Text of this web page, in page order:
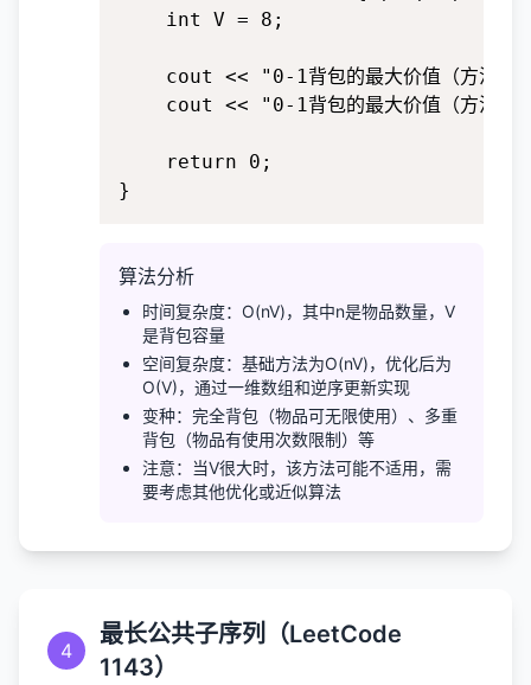
int V = 8;
cout << "0-1背包的最大价值（方
cout << "0-1背包的最大价值（方
    return 0;
}
算法分析
时间复杂度：O(nV)，其中n是物品数量，V
是背包容量
空间复杂度：基础方法为O(nV)，优化后为
O(V)，通过一维数组和逆序更新实现
变种：完全背包（物品可无限使用）、多重
背包（物品有使用次数限制）等
注意：当V很大时，该方法可能不适用，需
要考虑其他优化或近似算法
4
最长公共子序列（LeetCode
1143）